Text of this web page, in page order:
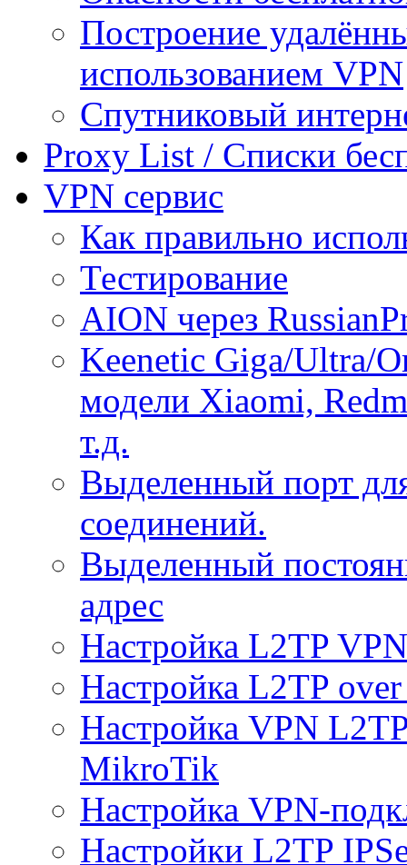
Построение
использованием VPN
Спутниковый
Proxy List / Списки
VPN сервис
Как правильно
Тестирование
AION через
Keenetic Giga/Ultra/
модели Xiaomi,
т.д.
Выделенный порт
соединений.
Выделенный
адрес
Настройка L2TP
Настройка L2TP
Настройка VPN
MikroTik
Настройка VPN-
Настройки L2TP